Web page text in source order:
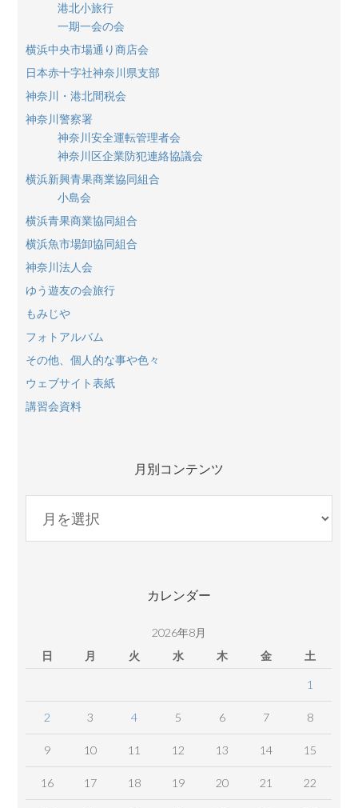
港北小旅行
一期一会の会
横浜中央市場通り商店会
日本赤十字社神奈川県支部
神奈川・港北間税会
神奈川警察署
神奈川安全運転管理者会
神奈川区企業防犯連絡協議会
横浜新興青果商業協同組合
小島会
横浜青果商業協同組合
横浜魚市場卸協同組合
神奈川法人会
ゆう遊友の会旅行
もみじや
フォトアルバム
その他、個人的な事や色々
ウェブサイト表紙
講習会資料
月別コンテンツ
コ
カレンダー
2026年8月
日
月 火 水 木 金 土
1
2 3 4 5 6 7 8
9 10 11 12 13 14 15
16 17 18 19 20 21 22